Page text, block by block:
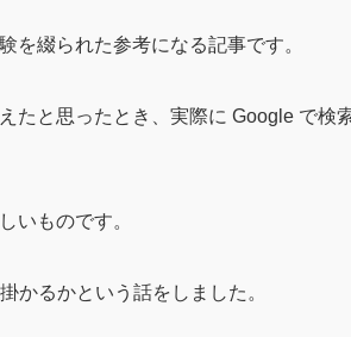
を綴られた参考になる記事です。
たと思ったとき、実際に Google で検
いものです。
かるかという話をしました。